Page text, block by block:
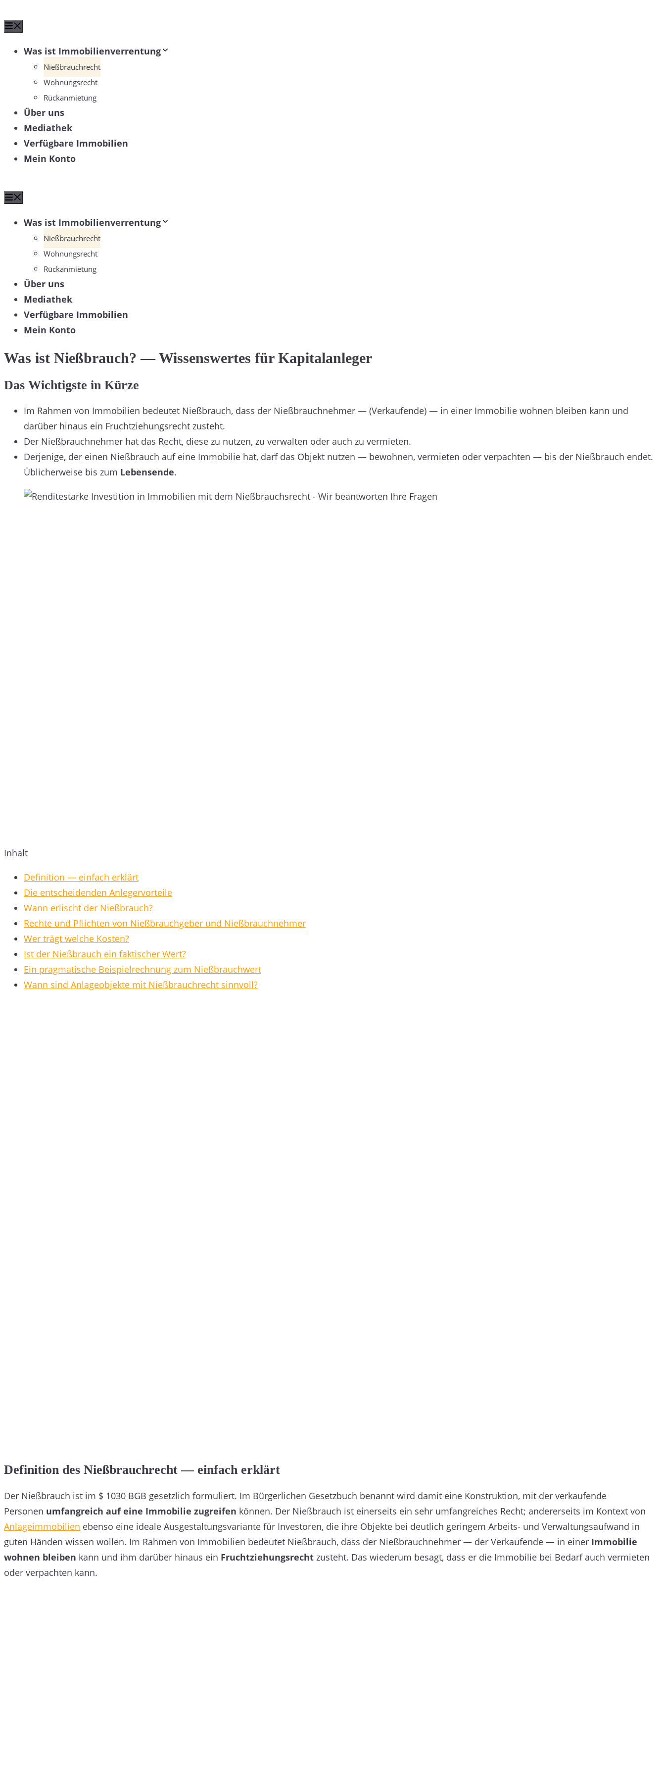
Inhalt
Was ist Immobilienverrentung
Nießbrauchrecht
Wohnungsrecht
Rückanmietung
Über uns
Mediathek
Verfügbare Immobilien
Mein Konto
Was ist Immobilienverrentung
Nießbrauchrecht
Wohnungsrecht
Rückanmietung
Über uns
Mediathek
Verfügbare Immobilien
Mein Konto
Was ist Nießbrauch? — Wissenswertes für Kapitalanleger
Das Wichtigste in Kürze
Im Rahmen von Immobilien bedeutet Nießbrauch, dass der Nießbrauchnehmer — (Verkaufende) — in einer Immobilie wohnen bleiben kann und
darüber hinaus ein Fruchtziehungsrecht zusteht.
Der Nießbrauchnehmer hat das Recht, diese zu nutzen, zu verwalten oder auch zu vermieten.
Derjenige, der einen Nießbrauch auf eine Immobilie hat, darf das Objekt nutzen — bewohnen, vermieten oder verpachten — bis der Nießbrauch endet.
Üblicherweise bis zum Lebensende.
Inhalt
Definition — einfach erklärt
Die entscheidenden Anlegervorteile
Wann erlischt der Nießbrauch?
Rechte und Pflichten von Nießbrauchgeber und Nießbrauchnehmer
Wer trägt welche Kosten?
Ist der Nießbrauch ein faktischer Wert?
Ein pragmatische Beispielrechnung zum Nießbrauchwert
Wann sind Anlageobjekte mit Nießbrauchrecht sinnvoll?
Definition des Nießbrauchrecht — einfach erklärt
Der Nießbrauch ist im $ 1030 BGB gesetzlich formuliert. Im Bürgerlichen Gesetzbuch benannt wird damit eine Konstruktion, mit der verkaufende
Personen umfangreich auf eine Immobilie zugreifen können. Der Nießbrauch ist einerseits ein sehr umfangreiches Recht; andererseits im Kontext von
Anlageimmobilien ebenso eine ideale Ausgestaltungsvariante für Investoren, die ihre Objekte bei deutlich geringem Arbeits- und Verwaltungsaufwand in
guten Händen wissen wollen. Im Rahmen von Immobilien bedeutet Nießbrauch, dass der Nießbrauchnehmer — der Verkaufende — in einer Immobilie
wohnen bleiben kann und ihm darüber hinaus ein Fruchtziehungsrecht zusteht. Das wiederum besagt, dass er die Immobilie bei Bedarf auch vermieten
oder verpachten kann.